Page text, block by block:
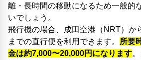
離・長時間の移動になるため一般的
いでしょう。
飛行機の場合、成田空港（NRT）か
までの直行便を利用できます。 所要
金は約7,000〜20,000円になります